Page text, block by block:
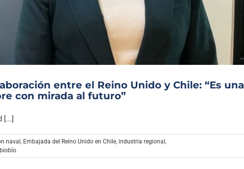
Archivo Sonoro
entre el Reino Unido y Chile: “Es una
con mirada al futuro”
[...]
naval , Embajada del Reino Unido en Chile, industria regional ,